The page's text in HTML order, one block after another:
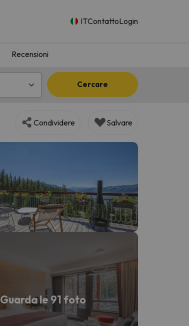
ITContattoLogin
Recensioni
Cercare
Condividere Salvare
Guarda le 91 foto